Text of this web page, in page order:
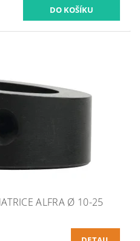
ALFRA Ø 10-25